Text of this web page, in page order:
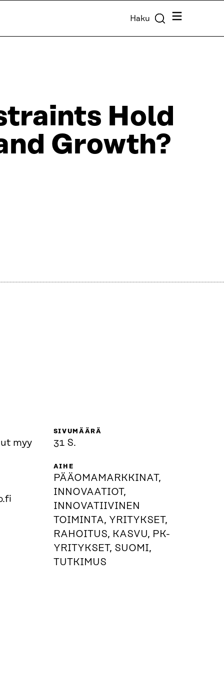
Haku Valikko
Hold
Growth?
myy
SIVUMÄÄRÄ
31 S.
AIHE
PÄÄOMAMARKKINAT,
INNOVAATIOT,
INNOVATIIVINEN
TOIMINTA, YRITYKSET,
RAHOITUS, KASVU, PK-
YRITYKSET, SUOMI,
TUTKIMUS